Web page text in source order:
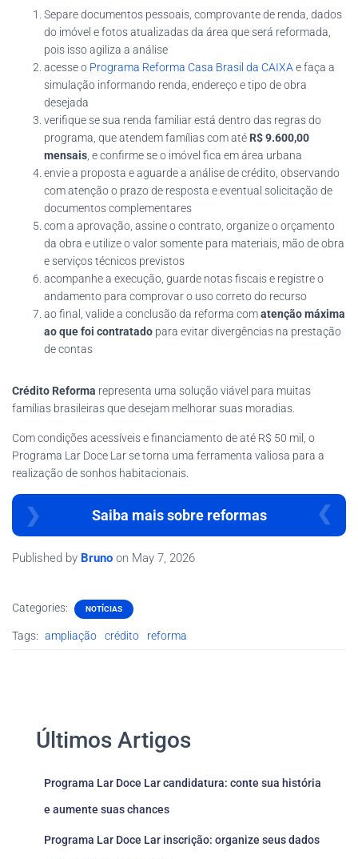
Separe documentos pessoais, comprovante de renda, dados
do imóvel e fotos atualizadas da área que será reformada,
pois isso agiliza a análise
acesse o Programa Reforma Casa Brasil da CAIXA e faça a
simulação informando renda, endereço e tipo de obra
desejada
verifique se sua renda familiar está dentro das regras do
programa, que atendem famílias com até R$ 9.600,00
mensais , e confirme se o imóvel fica em área urbana
envie a proposta e aguarde a análise de crédito, observando
com atenção o prazo de resposta e eventual solicitação de
documentos complementares
com a aprovação, assine o contrato, organize o orçamento
da obra e utilize o valor somente para materiais, mão de obra
e serviços técnicos previstos
acompanhe a execução, guarde notas fiscais e registre o
andamento para comprovar o uso correto do recurso
ao final, valide a conclusão da reforma comatenção máxima
ao que foi contratado para evitar divergências na prestação
de contas
Crédito Reforma representa uma solução viável para muitas
famílias brasileiras que desejam melhorar suas moradias.
Com condições acessíveis e financiamento de até R$ 50 mil, o
Programa Lar Doce Lar se torna uma ferramenta valiosa para a
realização de sonhos habitacionais.
Saiba mais sobre reformas
Published by Bruno on May 7, 2026
Categories: NOTÍCIAS
Tags: ampliação crédito reforma
Últimos Artigos
Programa Lar Doce Lar candidatura: conte sua história
e aumente suas chances
Programa Lar Doce Lar inscrição: organize seus dados